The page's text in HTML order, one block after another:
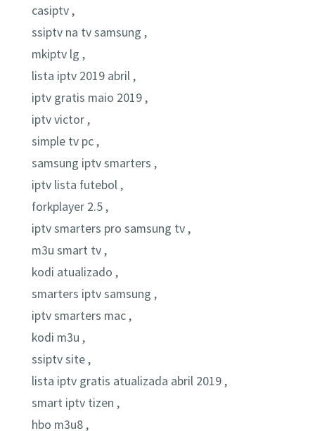
casiptv ,
ssiptv na tv samsung ,
mkiptv lg ,
lista iptv 2019 abril ,
iptv gratis maio 2019 ,
iptv victor ,
simple tv pc ,
samsung iptv smarters ,
iptv lista futebol ,
forkplayer 2.5 ,
iptv smarters pro samsung tv ,
m3u smart tv ,
kodi atualizado ,
smarters iptv samsung ,
iptv smarters mac ,
kodi m3u ,
ssiptv site ,
lista iptv gratis atualizada abril 2019 ,
smart iptv tizen ,
hbo m3u8 ,